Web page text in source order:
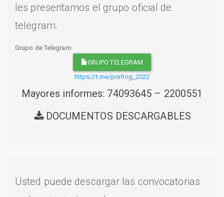
les presentamos el grupo oficial de
telegram.
Grupo de Telegram:
GRUPO TELEGRAM
https://t.me/prefing_2022
Mayores informes: 74093645 – 2200551
DOCUMENTOS DESCARGABLES
Usted puede descargar las convocatorias